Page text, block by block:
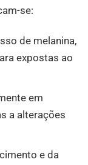
se:
de melanina,
expostas ao
em
a alterações
e da